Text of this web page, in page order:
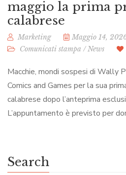
maggio la prima
calabrese
Marketing Maggio 14,
Comunicati stampa /News
Macchie, mondi sospesi di Wally
Comics and Games per la sua
calabrese dopo l’anteprima
L’appuntamento è previsto per
Search